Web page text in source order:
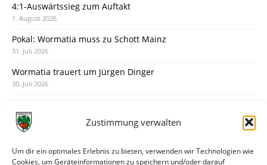
Zustimmung verwalten
Um dir ein optimales Erlebnis zu bieten, verwenden wir Technologien wie
Cookies, um Geräteinformationen zu speichern und/oder darauf
4:1-Auswärtssieg zum Auftakt
1. August 2026
Pokal: Wormatia muss zu Schott Mainz
31. Juli 2026
Wormatia trauert um Jürgen Dinger
30. Juli 2026
28. Juli 2026
28. Juli 2026